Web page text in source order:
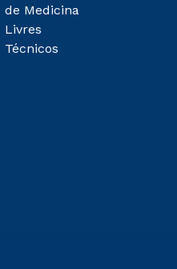
de Medicina
Livres
Técnicos